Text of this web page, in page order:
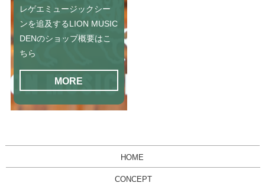
レゲエミュージックシー
ンを追及するLION MUSIC
DENのショップ概要はこ
ちら
MORE
HOME
CONCEPT